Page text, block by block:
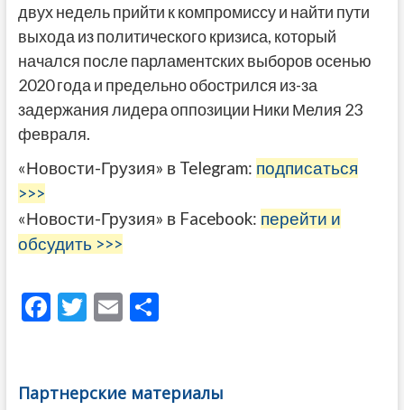
двух недель прийти к компромиссу и найти пути
выхода из политического кризиса, который
начался после парламентских выборов осенью
2020 года и предельно обострился из-за
задержания лидера оппозиции Ники Мелия 23
февраля.
«Новости-Грузия» в Telegram: подписаться
>>>
«Новости-Грузия» в Facebook: перейти и
обсудить >>>
F
b
T
er
E
l
О
а
Партнерские материалы